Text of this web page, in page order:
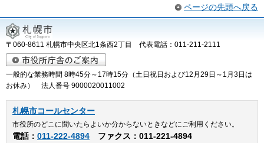
ページの先頭へ戻る
〒060-8611 札幌市中央区北1条西2丁目 代表電話：011-211-2111
一般的な業務時間 8時45分～17時15分（土日祝日および12月29日～1月3日は
お休み） 法人番号 9000020011002
札幌市コールセンター
市役所のどこに聞いたらよいか分からないときなどにご利用ください。
電話： 011-222-4894 ファクス：011-221-4894